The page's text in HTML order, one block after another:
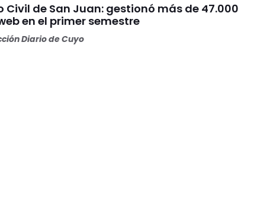
Civil de San Juan: gestionó más de 47.000
en el primer semestre
Diario de Cuyo